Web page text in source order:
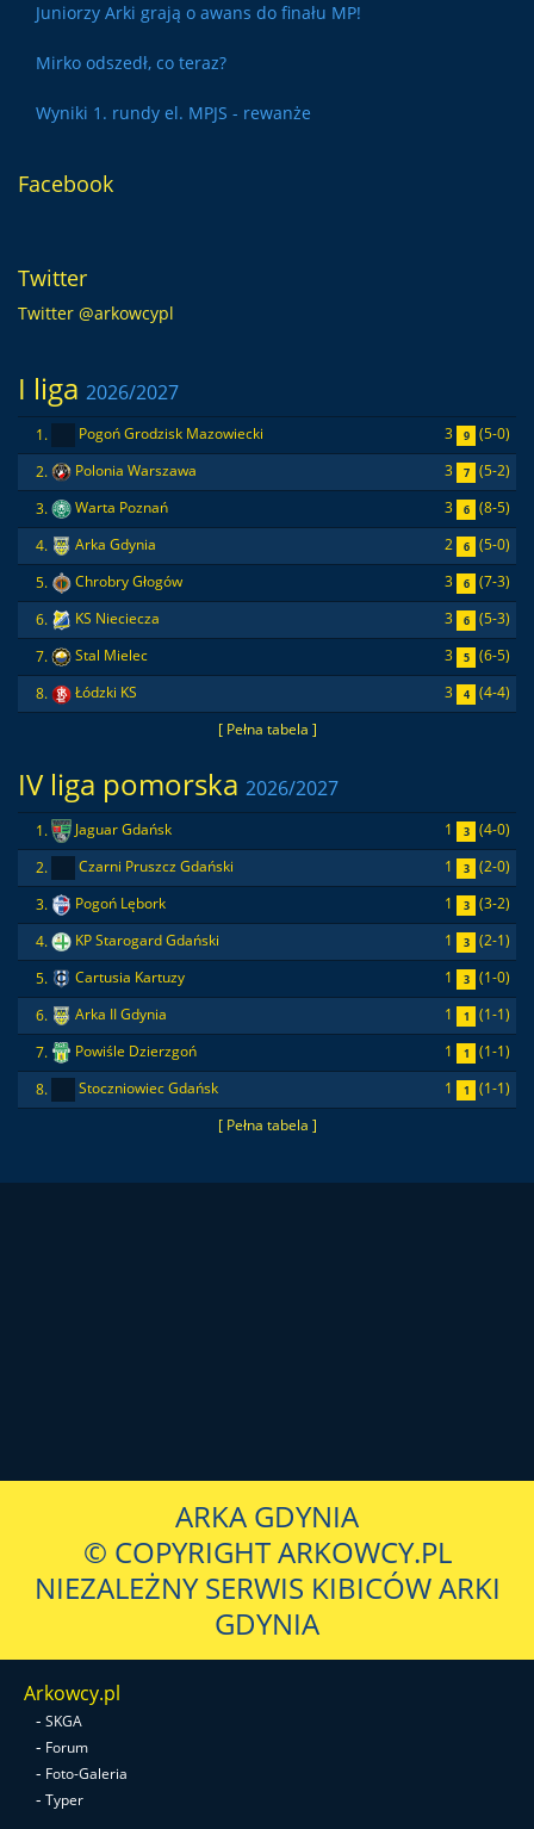
Juniorzy Arki grają o awans do finału MP!
Mirko odszedł, co teraz?
Wyniki 1. rundy el. MPJS - rewanże
Facebook
Twitter
Twitter @arkowcypl
I liga 2026/2027
[ Pełna tabela ]
1. Pogoń Grodzisk Mazowiecki 3 9
(5-0)
2.
Polonia Warszawa 3 7
(5-2)
3.
Warta Poznań 3 6
(8-5)
4.
Arka Gdynia 2 6
(5-0)
5.
Chrobry Głogów 3 6
(7-3)
6.
KS Nieciecza 3 6
(5-3)
7.
Stal Mielec 3 5
(6-5)
8.
Łódzki KS 3 4 (4-4)
IV liga pomorska 2026/2027
[ Pełna tabela ]
1. Jaguar Gdańsk 1 3
(4-0)
2.
Czarni Pruszcz Gdański 1 3
(2-0)
3.
Pogoń Lębork 1 3
(3-2)
4.
KP Starogard Gdański 1 3
(2-1)
5.
Cartusia Kartuzy 1 3
(1-0)
6.
Arka II Gdynia 1 1
(1-1)
7.
Powiśle Dzierzgoń 1 1
(1-1)
8.
Stoczniowiec Gdańsk 1 1 (1-1)
ARKA GDYNIA
© COPYRIGHT ARKOWCY.PL
NIEZALEŻNY SERWIS KIBICÓW ARKI
GDYNIA
Arkowcy.pl
- SKGA
- Forum
- Foto-Galeria
- Typer